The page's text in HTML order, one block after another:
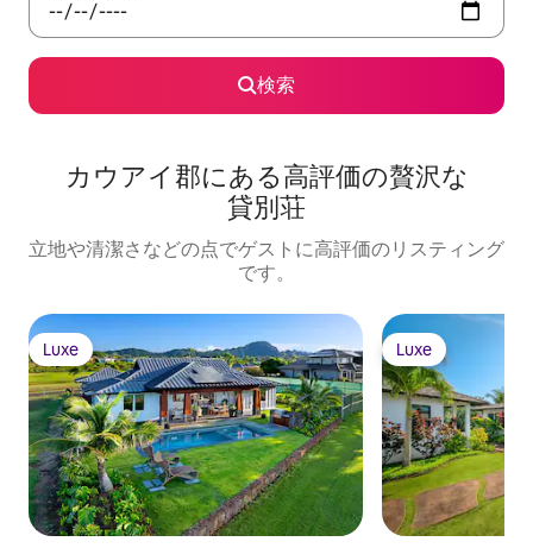
検索
カウアイ郡に⁠あ⁠る高⁠評⁠価⁠の贅⁠沢⁠な
貸⁠別⁠荘
立地や清潔さなどの点でゲストに高評価のリスティング
です。
Luxe
Luxe Luxe
Luxe